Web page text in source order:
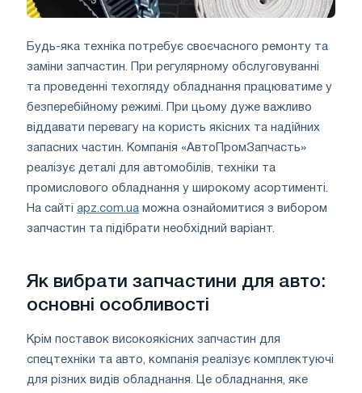
Будь-яка техніка потребує своєчасного ремонту та
заміни запчастин. При регулярному обслуговуванні
та проведенні техогляду обладнання працюватиме у
безперебійному режимі. При цьому дуже важливо
віддавати перевагу на користь якісних та надійних
запасних частин. Компанія «АвтоПромЗапчасть»
реалізує деталі для автомобілів, техніки та
промислового обладнання у широкому асортименті.
На сайті apz.com.ua можна ознайомитися з вибором
запчастин та підібрати необхідний варіант.
Як вибрати запчастини для авто:
основні особливості
Крім поставок високоякісних запчастин для
спецтехніки та авто, компанія реалізує комплектуючі
для різних видів обладнання. Це обладнання, яке